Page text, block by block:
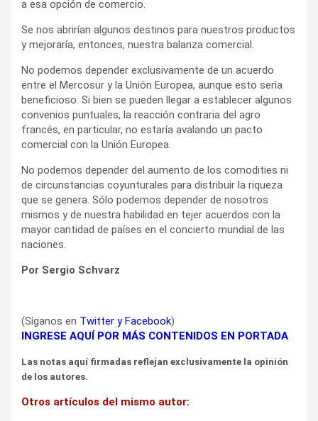
a esa opción de comercio.
Se nos abrirían algunos destinos para nuestros productos
y mejoraría, entonces, nuestra balanza comercial.
No podemos depender exclusivamente de un acuerdo
entre el Mercosur y la Unión Europea, aunque esto sería
beneficioso. Si bien se pueden llegar a establecer algunos
convenios puntuales, la reacción contraria del agro
francés, en particular, no estaría avalando un pacto
comercial con la Unión Europea.
No podemos depender del aumento de los comodities ni
de circunstancias coyunturales para distribuir la riqueza
que se genera. Sólo podemos depender de nosotros
mismos y de nuestra habilidad en tejer acuerdos con la
mayor cantidad de países en el concierto mundial de las
naciones.
Por Sergio Schvarz
(Síganos en Twitter yFacebook)
INGRESE AQUÍ POR MÁS CONTENIDOS EN PORTADA
Las notas aquí firmadas reflejan exclusivamente la opinión
de los autores.
Otros artículos del mismo autor: